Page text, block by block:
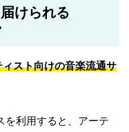
けられる
ィスト向けの音楽流通サ
を利用すると、アーテ